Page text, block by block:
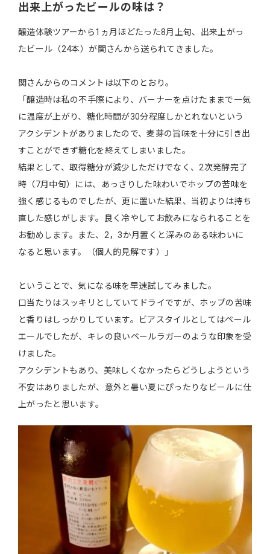
出来上がったビールの味は？
醸造体験ツアーから1ヵ月ほどたった8月上旬、出来上がっ
たビール（24本）が関さんから送られてきました。
関さんからのコメントは以下のとおり。
「醸造時は私の不手際により、バーナーを点けたままで一気
に温度が上がり、糖化時間が30分程度しかとれないという
アクシデントがありましたので、麦芽の旨味を十分に引き出
すことができず糖化を終えてしまいました。
結果として、取得糖分が減少しただけでなく、2次発酵完了
時（7月中旬）には、あっさりした味わいでホップの苦味を
強く感じるものでしたが、更に置いた結果、当初よりは持ち
直した感じがします。良く冷やしてお飲みになられることを
お勧めします。また、2，3か月置くと深みのある味わいに
なると思います。（個人的見解です）」
ということで、気になる味を早速試してみました。
口当たりはスッキリとしていてドライですが、ホップの苦味
と香りはしっかりしています。ビアスタイルとしてはペール
エールでしたが、キレの良いペールラガーのような印象を受
けました。
アクシデントもあり、美味しくなかったらどうしようという
不安はありましたが、意外と暑い夏にぴったりなビールに仕
上がったと思います。